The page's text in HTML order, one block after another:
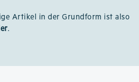
Artikel in der Grundform ist also
.